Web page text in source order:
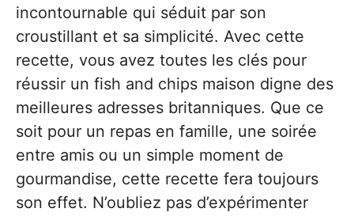
incontournable qui séduit par son
croustillant et sa simplicité. Avec cette
recette, vous avez toutes les clés pour
réussir un fish and chips maison digne des
meilleures adresses britanniques. Que ce
soit pour un repas en famille, une soirée
entre amis ou un simple moment de
gourmandise, cette recette fera toujours
son effet. N’oubliez pas d’expérimenter